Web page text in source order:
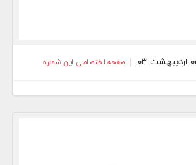
صفحه اختصاصی این شماره